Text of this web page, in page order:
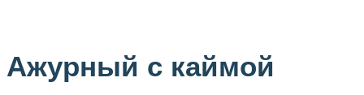
Ажурный с каймой